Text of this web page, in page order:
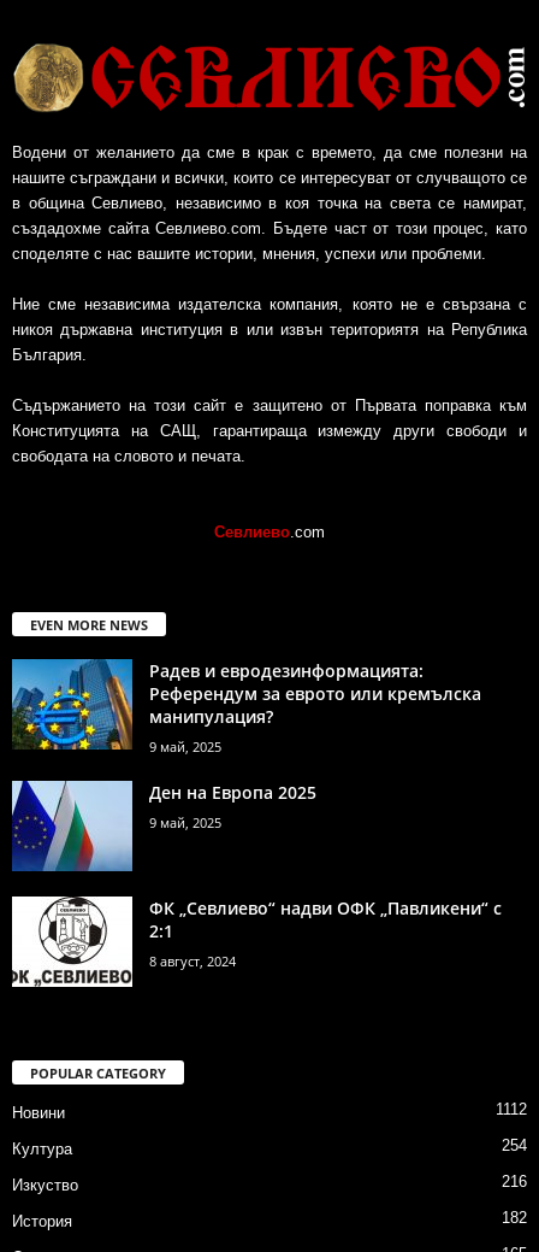
Водени от желанието да сме в крак с времето, да сме полезни на
нашите съграждани и всички, които се интересуват от случващото се
в община Севлиево, независимо в коя точка на света се намират,
създадохме сайта Севлиево.com. Бъдете част от този процес, като
споделяте с нас вашите истории, мнения, успехи или проблеми.
Ние сме независима издателска компания, която не е свързана с
никоя държавна институция в или извън териториятя на Република
България.
Съдържанието на този сайт е защитено от Първата поправка към
Конституцията на САЩ, гарантираща измежду други свободи и
свободата на словото и печата.
Севлиево .com
EVEN MORE NEWS
Радев и евродезинформацията:
Референдум за еврото или кремълска
манипулация?
9 май, 2025
Ден на Европа 2025
9 май, 2025
ФК „Севлиево“ надви ОФК „Павликени“ с
2:1
8 август, 2024
POPULAR CATEGORY
Новини 1112
Култура 254
Изкуство 216
История 182